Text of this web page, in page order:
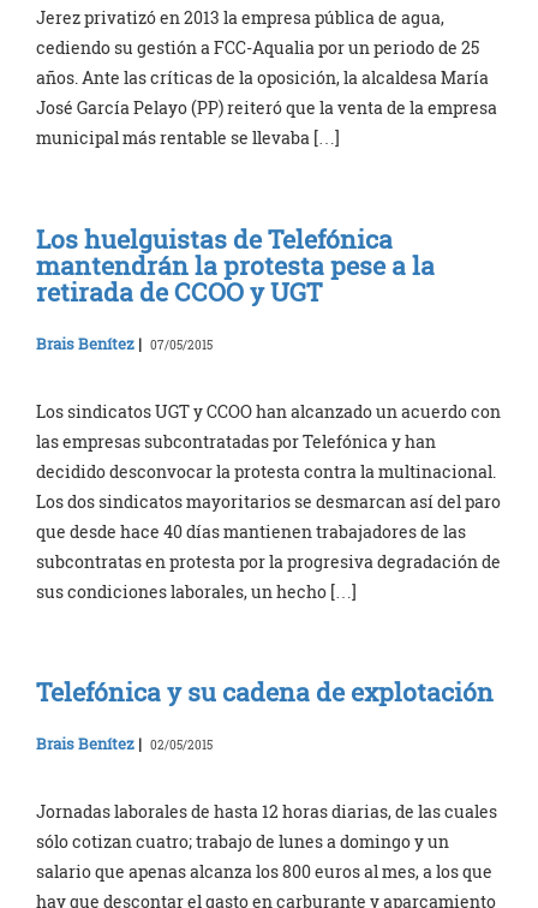
Jerez privatizó en 2013 la empresa pública de agua,
cediendo su gestión a FCC-Aqualia por un periodo de 25
años. Ante las críticas de la oposición, la alcaldesa María
José García Pelayo (PP) reiteró que la venta de la empresa
municipal más rentable se llevaba […]
Los huelguistas de Telefónica
mantendrán la protesta pese a la
retirada de CCOO y UGT
Brais Benítez | 07/05/2015
Los sindicatos UGT y CCOO han alcanzado un acuerdo con
las empresas subcontratadas por Telefónica y han
decidido desconvocar la protesta contra la multinacional.
Los dos sindicatos mayoritarios se desmarcan así del paro
que desde hace 40 días mantienen trabajadores de las
subcontratas en protesta por la progresiva degradación de
sus condiciones laborales, un hecho […]
Telefónica y su cadena de explotación
Brais Benítez | 02/05/2015
Jornadas laborales de hasta 12 horas diarias, de las cuales
sólo cotizan cuatro; trabajo de lunes a domingo y un
salario que apenas alcanza los 800 euros al mes, a los que
hay que descontar el gasto en carburante y aparcamiento